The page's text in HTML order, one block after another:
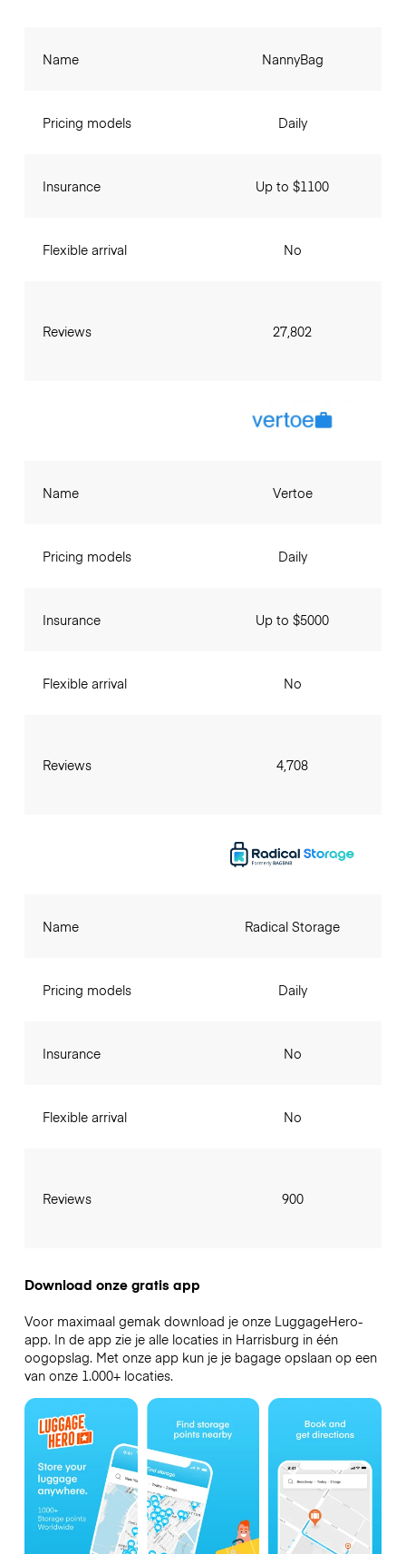
Name
Pricing models
Insurance
Flexible arrival
Reviews
NannyBag
Daily
Up to $1100
No
27,802
Name
Pricing models
Insurance
Flexible arrival
Reviews
Vertoe
Daily
Up to $5000
No
4,708
Name
Pricing models
Insurance
Flexible arrival
Reviews
Radical Storage
Daily
No
No
900
Download onze gratis app
Voor maximaal gemak download je onze LuggageHero-
app. In de app zie je alle locaties in Harrisburg in één
oogopslag. Met onze app kun je je bagage opslaan op een
van onze 1.000+ locaties.